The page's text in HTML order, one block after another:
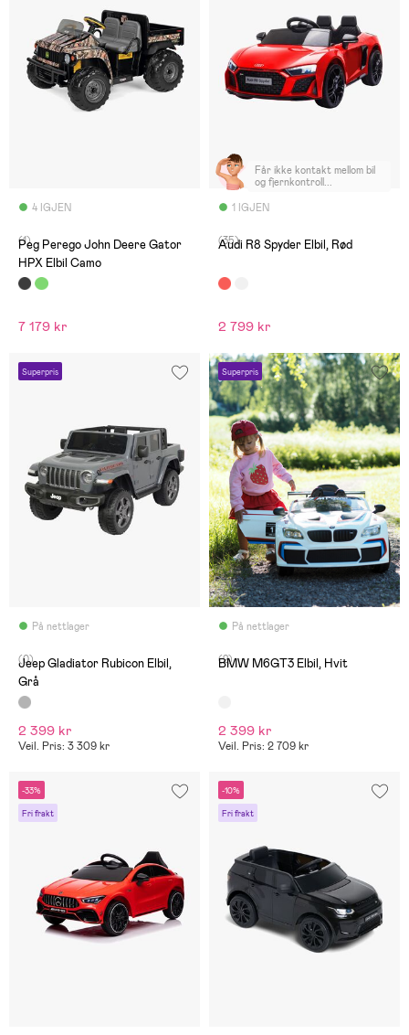
4 IGJEN
(1)
Peg Perego John Deere Gator
HPX Elbil Camo
7 179 kr
1 IGJEN
Får ikke kontakt mellom bil
og fjernkontroll...
(35)
Audi R8 Spyder Elbil, Rød
2 799 kr
Superpris
På nettlager
(0)
Jeep Gladiator Rubicon Elbil,
Grå
2 399 kr
Veil. Pris: 3 309 kr
Superpris
På nettlager
(2)
BMW M6GT3 Elbil, Hvit
2 399 kr
Veil. Pris: 2 709 kr
-33%
Fri frakt
-10%
Fri frakt